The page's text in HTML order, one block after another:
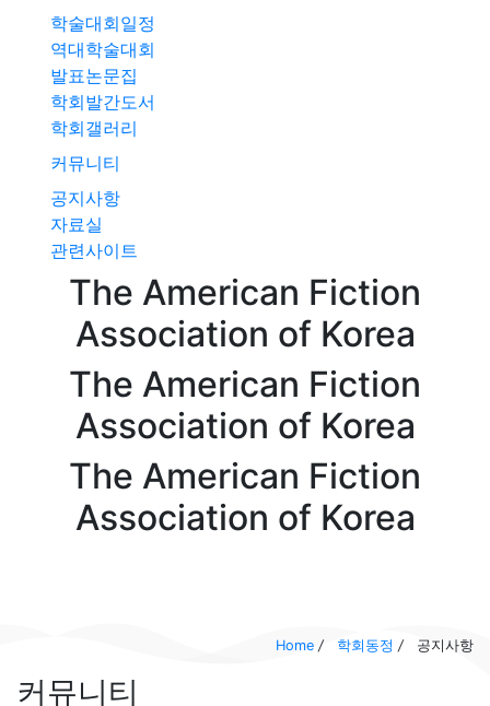
학술대회일정
역대학술대회
발표논문집
학회발간도서
학회갤러리
커뮤니티
공지사항
자료실
관련사이트
The American Fiction
Association ofKorea
The American Fiction
Association ofKorea
The American Fiction
Association ofKorea
Home / 학회동정 / 공지사항
커뮤니티